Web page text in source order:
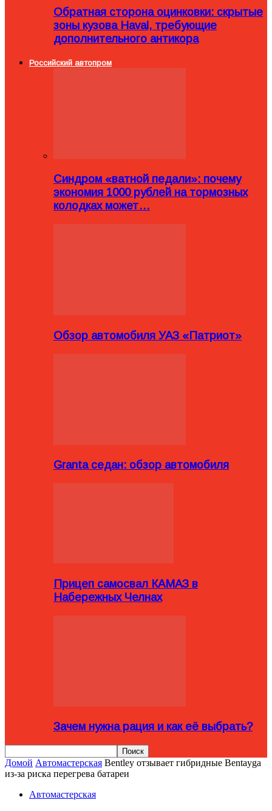
Обратная сторона оцинковки: скрытые
зоны кузова Haval, требующие
дополнительного антикора
Российский автопром
Синдром «ватной педали»: почему
экономия 1000 рублей на тормозных
колодках может…
Обзор автомобиля УАЗ «Патриот»
Granta седан: обзор автомобиля
Прицеп самосвал КАМАЗ в
Набережных Челнах
Зачем нужна рация и как её выбрать?
Домой Автомастерская Bentley отзывает гибридные Bentayga
из-за риска перегрева батареи
Автомастерская